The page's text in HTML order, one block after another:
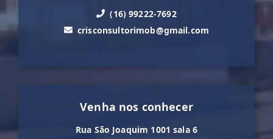
(16) 99222-7692
crisconsultorimob@gmail.com
Venha nos conhecer
Rua São Joaquim 1001 sala 6